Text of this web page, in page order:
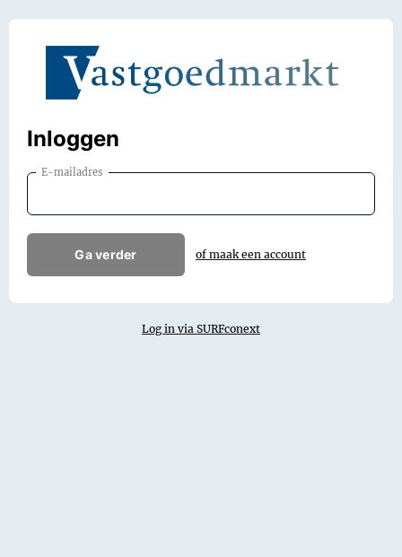
Inloggen
E-mailadres
Ga verder of maak een account
Log in via SURFconext